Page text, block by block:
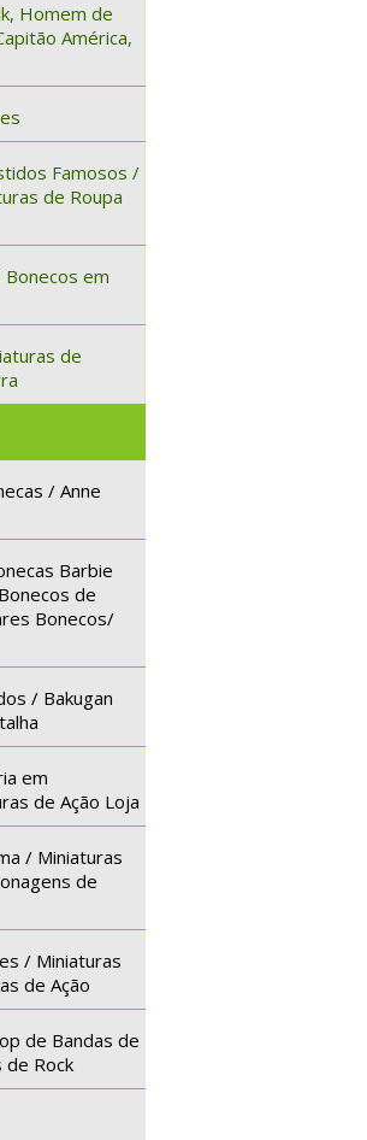
Homem de
América,
Famosos /
de Roupa
Bonecos em
de
/ Anne
Barbie
de
Bonecos/
/ Bakugan
em
de Ação Loja
/ Miniaturas
de
/ Miniaturas
de Ação
de Bandas de
de Rock